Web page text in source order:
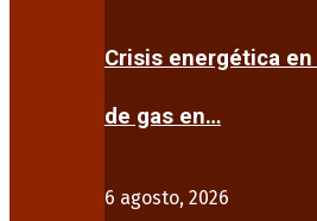
Crisis energética en
de gas en…
6 agosto, 2026